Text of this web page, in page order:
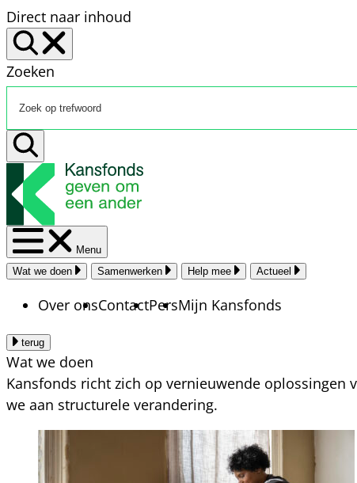
Direct naar inhoud
Zoeken
Menu
Wat we doen
Samenwerken Help mee Actueel
Over onsContactPersMijn Kansfonds
terug
Wat we doen
Kansfonds richt zich op vernieuwende
we aan structurele verandering.